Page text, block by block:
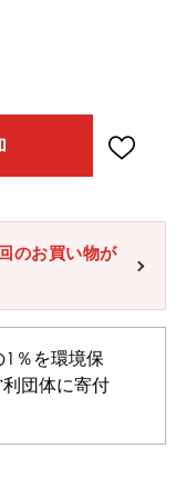
のお買い物が
1％を環境保
団体に寄付